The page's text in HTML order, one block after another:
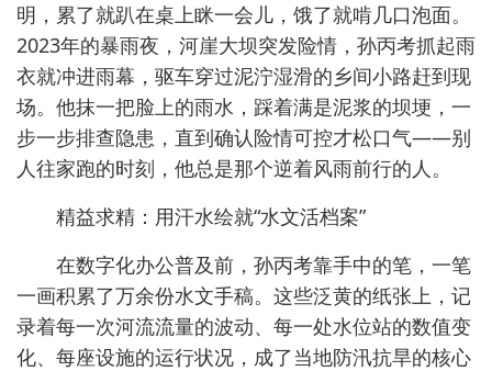
明，累了就趴在桌上眯一会儿，饿了就啃几口泡面。
2023年的暴雨夜，河崖大坝突发险情，孙丙考抓起雨
衣就冲进雨幕，驱车穿过泥泞湿滑的乡间小路赶到现
场。他抹一把脸上的雨水，踩着满是泥浆的坝埂，一
步一步排查隐患，直到确认险情可控才松口气——别
人往家跑的时刻，他总是那个逆着风雨前行的人。
精益求精：用汗水绘就“水文活档案”
在数字化办公普及前，孙丙考靠手中的笔，一笔
一画积累了万余份水文手稿。这些泛黄的纸张上，记
录着每一次河流流量的波动、每一处水位站的数值变
化、每座设施的运行状况，成了当地防汛抗旱的核心